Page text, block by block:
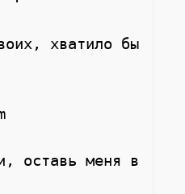
хватило бы
оставь меня в